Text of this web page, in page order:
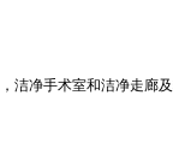
净手术室和洁净走廊及